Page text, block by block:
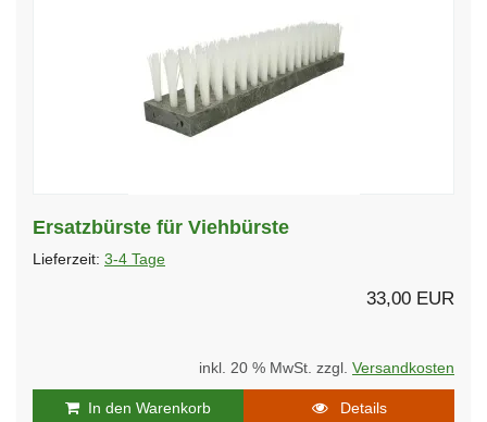
Ersatzbürste für Viehbürste
Lieferzeit: 3-4 Tage
33,00 EUR
inkl. 20 % MwSt. zzgl. Versandkosten
In den Warenkorb Details